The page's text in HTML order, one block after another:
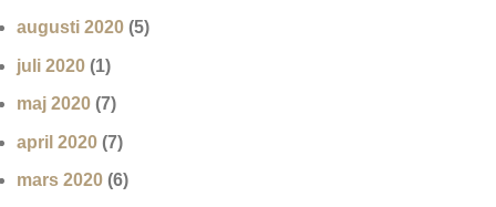
augusti 2020 (5)
juli 2020 (1)
maj 2020 (7)
april 2020 (7)
mars 2020 (6)